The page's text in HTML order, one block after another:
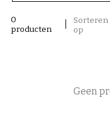
0
producten
Sorteren
op
Geen